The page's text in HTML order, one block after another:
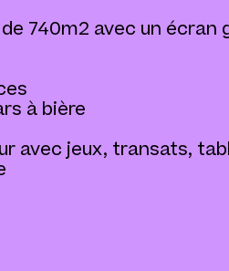
740m2 avec un écran
à bière
avec jeux, transats,